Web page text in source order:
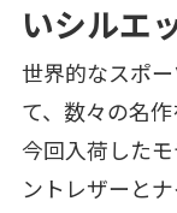
いシルエ
世界的なスポ
て、数々の名
今回入荷した
ントレザーと